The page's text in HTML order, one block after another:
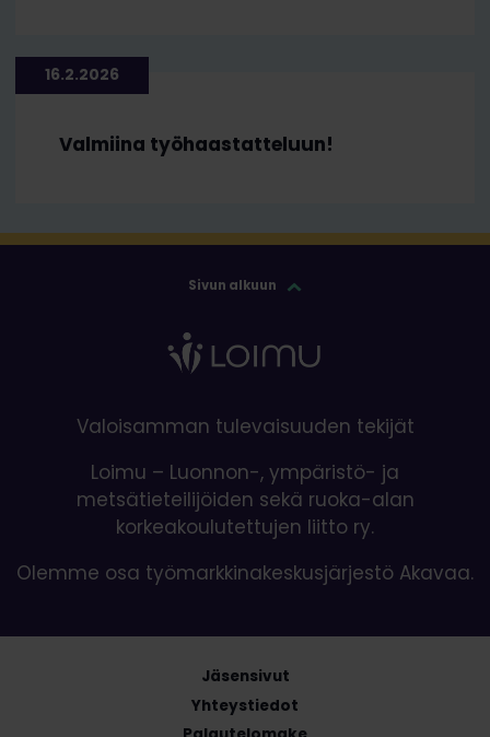
16.2.2026
Valmiina työhaastatteluun!
Sivun alkuun
Valoisamman tulevaisuuden tekijät
Loimu – Luonnon-, ympäristö- ja
metsätieteilijöiden sekä ruoka-alan
korkeakoulutettujen liitto ry.
Olemme osa työmarkkinakeskusjärjestö Akavaa.
Jäsensivut
Yhteystiedot